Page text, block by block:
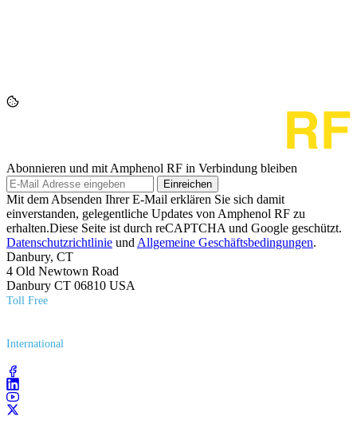
Abonnieren und mit Amphenol RF in Verbindung bleiben
Einreichen
Mit dem Absenden Ihrer E-Mail erklären Sie sich damit
einverstanden, gelegentliche Updates von Amphenol RF zu
erhalten.Diese Seite ist durch reCAPTCHA und Google geschützt.
Datenschutzrichtlinie und Allgemeine Geschäftsbedingungen.
Danbury, CT
4 Old Newtown Road
Danbury CT 06810 USA
Toll Free
International